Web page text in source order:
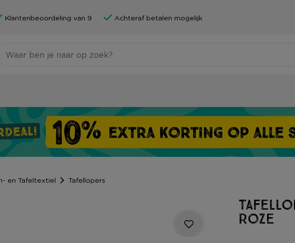
Klantenbeoordeling van 9 Achteraf betalen mogelijk
en Tafeltextiel Tafellopers
roze